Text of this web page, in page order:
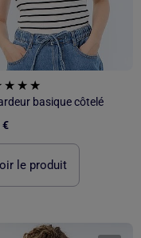
basique côtelé
€
le produit